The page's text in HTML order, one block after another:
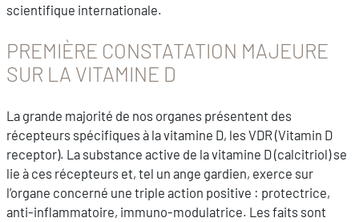
scientifique internationale.
PREMIÈRE CONSTATATION MAJEURE
SUR LA VITAMINE D
La grande majorité de nos organes présentent des
récepteurs spécifiques à la vitamine D, les VDR (Vitamin D
receptor). La substance active de la vitamine D (calcitriol) se
lie à ces récepteurs et, tel un ange gardien, exerce sur
l’organe concerné une triple action positive : protectrice,
anti-inflammatoire, immuno-modulatrice. Les faits sont